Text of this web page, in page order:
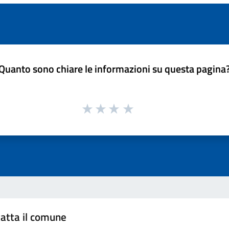
sono chiare le informazioni su questa
il comune